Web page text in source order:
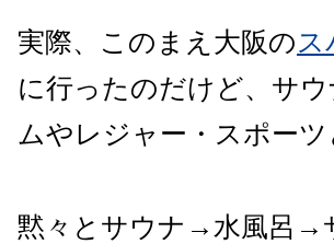
実際、このまえ大阪のス
に行ったのだけど、サ
ムやレジャー・スポー
黙々とサウナ→水風呂→